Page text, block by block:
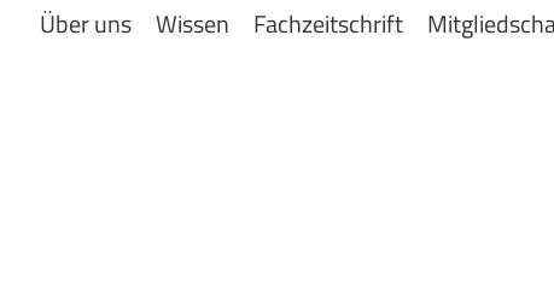
Über uns Wissen Fachzeitschrift